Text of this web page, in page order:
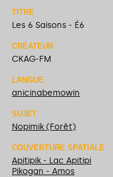
TITRE
Les 6 Saisons - É6
CRÉATEUR
CKAG-FM
LANGUE
anicinabemowin
SUJET
Nopimik (Forêt)
COUVERTURE SPATIALE
Apitipik - Lac Apitipi
Pikogan - Amos